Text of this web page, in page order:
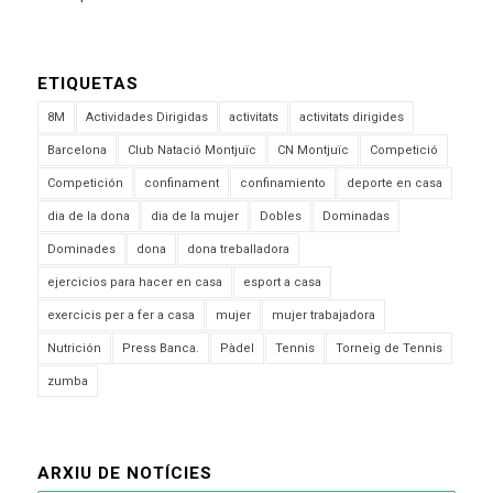
ETIQUETAS
8M Actividades Dirigidas activitats activitats dirigides
Barcelona Club Natació Montjuïc CN Montjuïc Competició
Competición confinament confinamiento deporte en casa
dia de la dona dia de la mujer Dobles Dominadas
Dominades dona dona treballadora
ejercicios para hacer en casa esport a casa
exercicis per a fer a casa mujer mujer trabajadora
Nutrición Press Banca. Pàdel Tennis Torneig de Tennis
zumba
ARXIU DE NOTÍCIES